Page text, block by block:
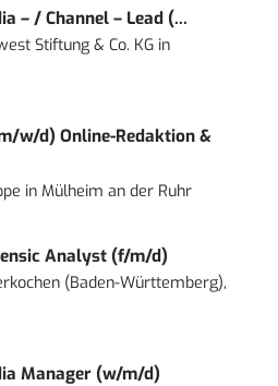
– / Channel – Lead (...
Stiftung & Co. KG in
w/d) Online-Redaktion &
inMülheim an der Ruhr
Analyst (f/m/d)
(Baden-Württemberg),
Manager (w/m/d)